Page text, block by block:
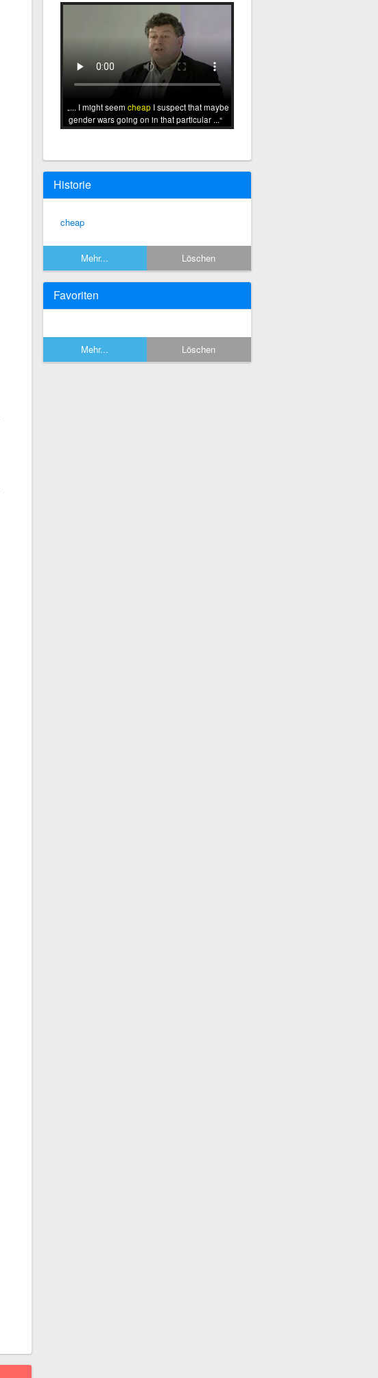
... I might seem cheap I suspect that maybe
gender wars going on in that particular ...
Historie
cheap
Mehr... Löschen
Favoriten
Mehr... Löschen